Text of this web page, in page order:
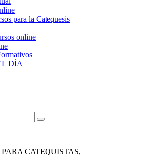
para la Catequesis
online
DÍA
Buscar
CATEQUISTAS,